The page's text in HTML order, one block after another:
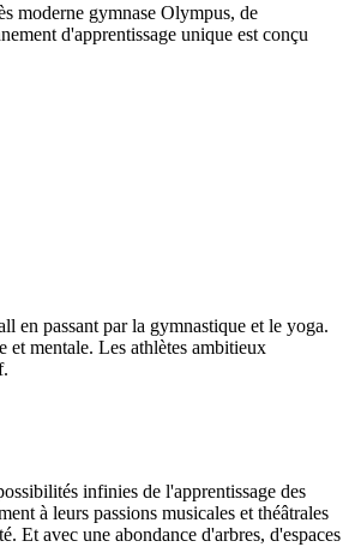
moderne gymnase Olympus, de
d'apprentissage unique est conçu
en passant par la gymnastique et le yoga.
et mentale. Les athlètes ambitieux
infinies de l'apprentissage des
à leurs passions musicales et théâtrales
Et avec une abondance d'arbres, d'espaces